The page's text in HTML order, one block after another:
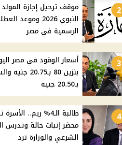
2
موقف ترحيل إجازة المولد
النبوي 2026 وموعد
الرسمية في مصر
3
أسعار الوقود في مصر
بنزين 80 بـ20.75
بـ20.50 جنيه
4
طالبة الـ4% ريم..
محضر إثبات حالة وتدرس
الشرعي والوزارة ترد